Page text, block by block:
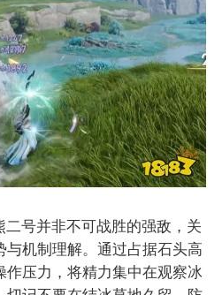
号并非不可战胜的强敌，关
机制理解。通过占据石头高
压力，将精力集中在观察冰